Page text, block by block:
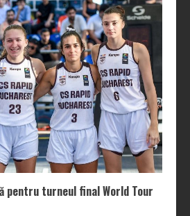
pentru turneul final World Tour